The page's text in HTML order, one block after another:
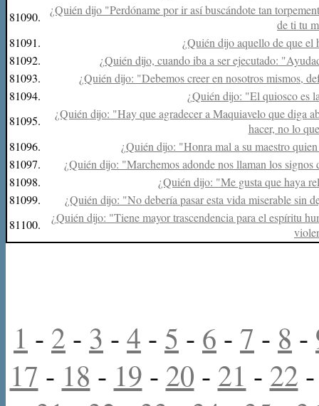
81090.
¿Quién dijo "Perdóname por ir así buscándote tan
de ti tu
81091.
¿Quién dijo aquello de que el
81092.
¿Quién dijo, cuando iba a ser ejecutado:
81093.
¿Quién dijo: "Debemos creer en nosotros mismos,
81094.
¿Quién dijo: "El quiosco es
81095.
¿Quién dijo: "Hay que agradecer a Maquiavelo que diga
hacer, no lo
81096.
¿Quién dijo: "Honra mal a su maestro
81097.
¿Quién dijo: "Marchemos adonde nos llaman los
81098.
¿Quién dijo: "Me gusta que haya
81099.
¿Quién dijo: "No debería pasar esta vida miserable sin
81100.
¿Quién dijo: "Tiene mayor trascendencia para el espíritu
1 - 2 - 3 - 4 - 5 - 6 - 7 - 8 -
17 - 18 - 19 - 20 - 21 - 22